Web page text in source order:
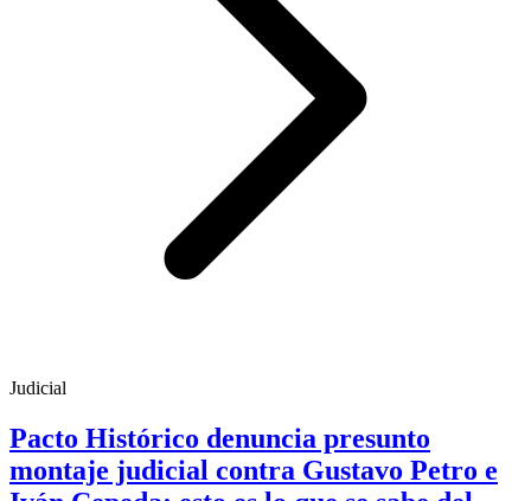
Judicial
Pacto Histórico denuncia presunto
montaje judicial contra Gustavo Petro e